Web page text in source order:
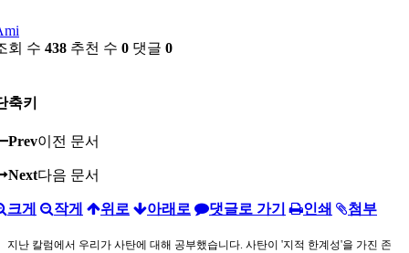
회 수 438 추천 수 0 댓글 0
축키
Prev이전 문서
Next다음 문서
크게 작게 위로 아래로 댓글로 가기 인쇄 첨부
지난 칼럼에서 우리가 사탄에 대해 공부했습니다. 사탄이 '지적 한계성'을 가진 존